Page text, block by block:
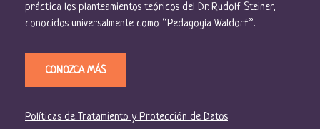
práctica los planteamientos teóricos del Dr. Rudolf Steiner,
conocidos universalmente como “Pedagogía Waldorf”.
CONOZCA MÁS
Políticas de Tratamiento y Protección de Datos